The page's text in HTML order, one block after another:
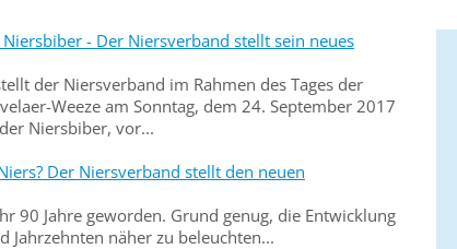
- Der Niersverband stellt sein neues
der Niersverband im Rahmen des Tages der
Weeze am Sonntag, dem 24. September 2017
Niersbiber, vor...
Der Niersverband stellt den neuen
90 Jahre geworden. Grund genug, die Entwicklung
Jahrzehnten näher zu beleuchten...